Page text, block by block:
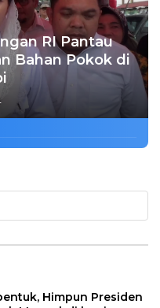
RI Pantau
Bahan Pokok di
Himpun Presiden